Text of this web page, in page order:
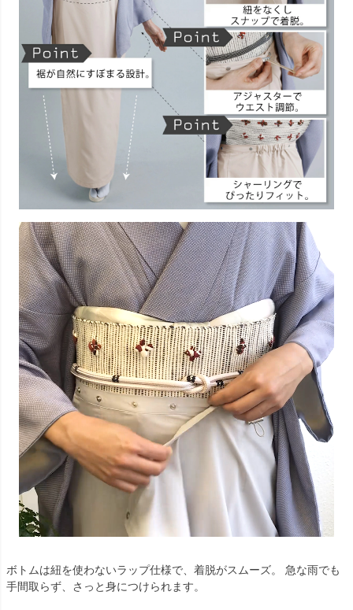
ボトムは紐を使わないラップ仕様で、着脱がスムーズ。 急な雨でも
手間取らず、さっと身につけられます。